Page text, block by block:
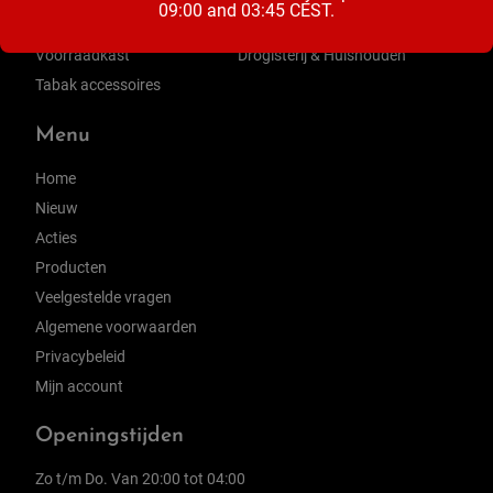
Voorraadkast
Tabak accessoires
Drogisterij & Huishouden
Menu
Home
Nieuw
Acties
Producten
Veelgestelde vragen
Algemene voorwaarden
Privacybeleid
Mijn account
Openingstijden
Zo t/m Do. Van 20:00 tot 04:00
09:00 and 03:45 CEST.